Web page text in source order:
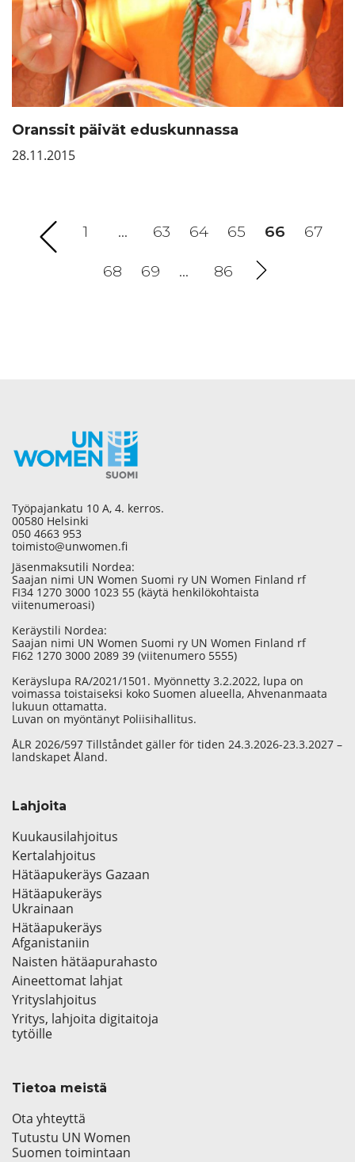
Oranssit päivät eduskunnassa
28.11.2015
1 … 63 64 65 66 (current)
67
68 69 … 86
Työpajankatu 10 A, 4. kerros.
00580 Helsinki
050 4663 953
toimisto@unwomen.fi
Jäsenmaksutili Nordea:
Saajan nimi UN Women Suomi ry UN Women Finland rf
FI34 1270 3000 1023 55 (käytä henkilökohtaista
viitenumeroasi)
Keräystili Nordea:
Saajan nimi UN Women Suomi ry UN Women Finland rf
FI62 1270 3000 2089 39 (viitenumero 5555)
Keräyslupa RA/2021/1501. Myönnetty 3.2.2022, lupa on
voimassa toistaiseksi koko Suomen alueella, Ahvenanmaata
lukuun ottamatta.
Luvan on myöntänyt Poliisihallitus.
ÅLR 2026/597 Tillståndet gäller för tiden 24.3.2026-23.3.2027 –
landskapet Åland.
Lahjoita
Kuukausilahjoitus
Kertalahjoitus
Hätäapukeräys Gazaan
Hätäapukeräys
Ukrainaan
Hätäapukeräys
Afganistaniin
Naisten hätäapurahasto
Aineettomat lahjat
Yrityslahjoitus
Yritys, lahjoita digitaitoja
tytöille
Tietoa meistä
Ota yhteyttä
Tutustu UN Women
Suomen toimintaan